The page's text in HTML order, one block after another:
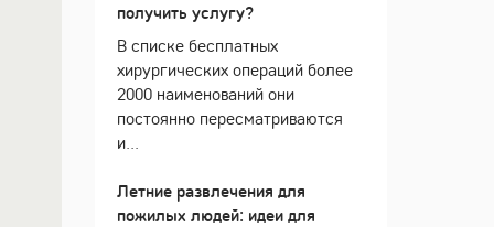
получить услугу?
В списке бесплатных
хирургических операций более
2000 наименований они
постоянно пересматриваются
и...
Летние развлечения для
пожилых людей: идеи для